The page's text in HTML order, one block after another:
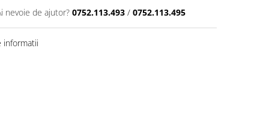
nevoie de ajutor? 0752.113.493 / 0752.113.495
informatii